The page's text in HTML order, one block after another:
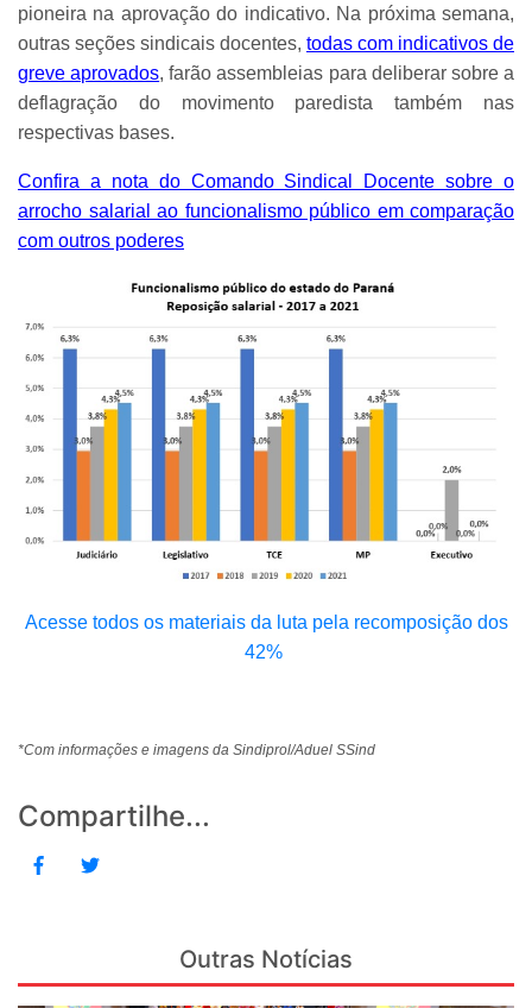
pioneira na aprovação do indicativo. Na próxima semana,
outras seções sindicais docentes, todas com indicativos de
greve aprovados, farão assembleias para deliberar sobre a
deflagração do movimento paredista também nas
respectivas bases.
Confira a nota do Comando Sindical Docente sobre o
arrocho salarial ao funcionalismo público em comparação
com outros poderes
Acesse todos os materiais da luta pela recomposição dos
42%
*Com informações e imagens da Sindiprol/Aduel SSind
Compartilhe...
Outras Notícias